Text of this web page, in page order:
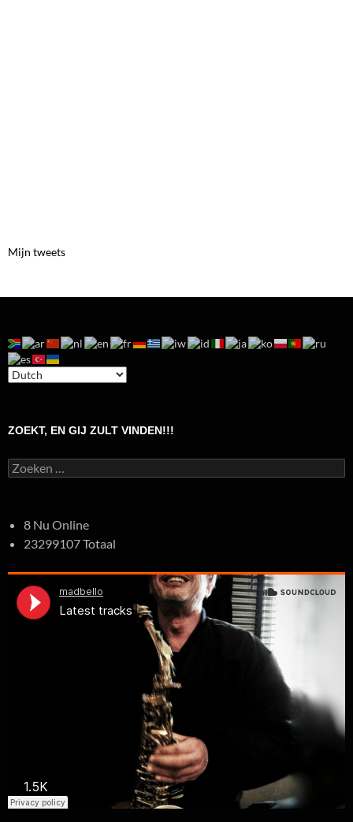
Mijn tweets
ZOEKT, EN GIJ ZULT VINDEN!!!
Zoeken
naar:
8 Nu Online
23299107 Totaal